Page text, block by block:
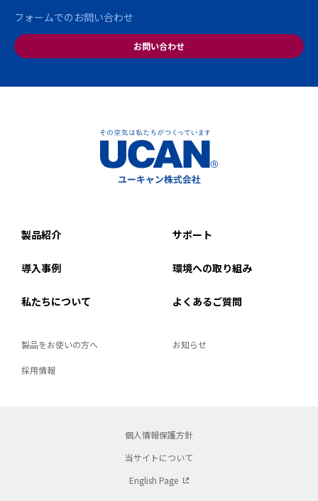
フォームでのお問い合わせ
お問い合わせ
製品紹介 サポート
導入事例 環境への取り組み
私たちについて よくあるご質問
製品をお使いの方へ お知らせ
採用情報
個人情報保護方針
当サイトについて
English Page